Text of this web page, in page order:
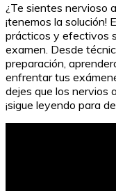
¿Te sientes nervioso
¡tenemos la solución!
prácticos y efectivos
examen. Desde
preparación,
enfrentar tus
dejes que los nervios
¡sigue leyendo para